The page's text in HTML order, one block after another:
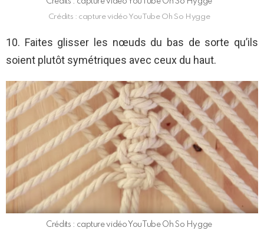
Crédits : capture vidéo YouTube Oh So Hygge
10. Faites glisser les nœuds du bas de sorte qu’ils
soient plutôt symétriques avec ceux du haut.
Crédits : capture vidéo YouTube Oh So Hygge